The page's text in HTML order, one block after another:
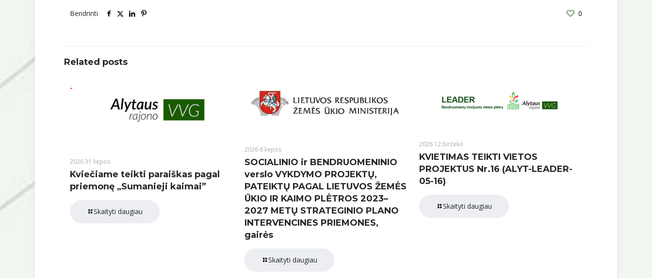
Bendrinti 0
Related posts
2026 31 liepos
Kviečiame teikti paraiškas pagal
priemonę „Sumanieji kaimai”
Skaityti daugiau
2026 6 liepos
SOCIALINIO ir BENDRUOMENINIO
verslo VYKDYMO PROJEKTŲ,
PATEIKTŲ PAGAL LIETUVOS ŽEMĖS
ŪKIO IR KAIMO PLĖTROS 2023–
2027 METŲ STRATEGINIO PLANO
INTERVENCINES PRIEMONES,
gairės
Skaityti daugiau
2026 12 birželio
KVIETIMAS TEIKTI VIETOS
PROJEKTUS Nr.16 (ALYT-LEADER-
05-16)
Skaityti daugiau